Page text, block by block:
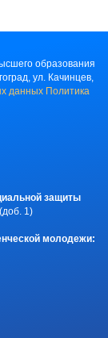
образования
ул. Качинцев,
данных Политика
защиты
1)
молодежи: